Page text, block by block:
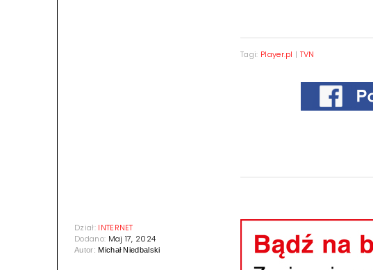
Dział: INTERNET
Dodano: Maj 17, 2024
Autor:Michał Niedbalski
Tagi: Player.pl | TVN